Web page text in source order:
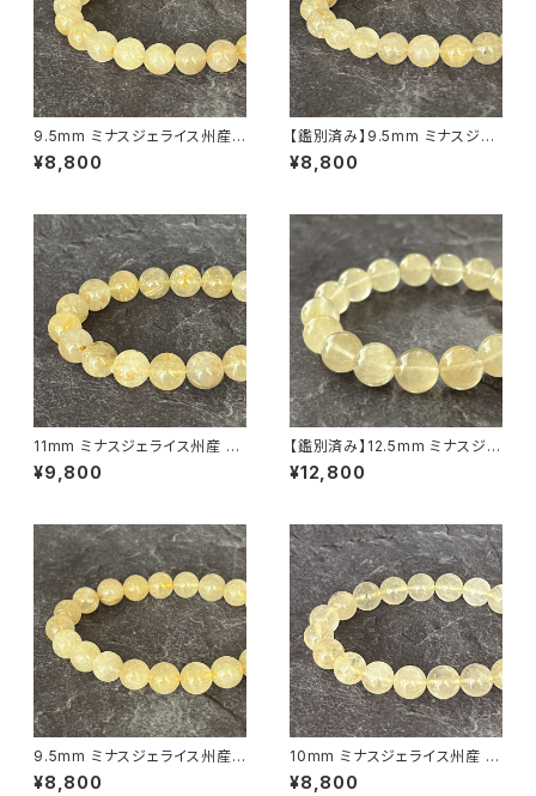
9.5mm ミナスジェライス州産
ゴールデン ルチルクォーツ ブレ
スレット【鑑別済み・画像現物・R
¥8,800
【鑑別済み】9.5mm ミナスジェ
ライス州産 ゴールデン ルチルク
ォーツ ブレスレット【画像現物・
¥8,800
11mm ミナスジェライス州産 ゴ
ールデン ルチルクォーツ ブレス
レット【鑑別済み・画像現物・RT
¥9,800
【鑑別済み】12.5mm ミナスジェ
ライス産 ヴィーナスヘアルチル
クォーツ（金針水晶）ブレスレット
¥12,800
9.5mm ミナスジェライス州産
ゴールデン ルチルクォーツ ブレ
スレット【鑑別済み・画像現物・R
¥8,800
10mm ミナスジェライス州産 ゴ
ールデン ルチルクォーツ ブレス
レット【鑑別済み・画像現物・RT
¥8,800